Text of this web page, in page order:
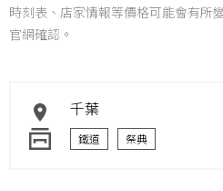
時刻表、店家情報等價格可能會有所
官網確認。
千葉
鐵道 祭典